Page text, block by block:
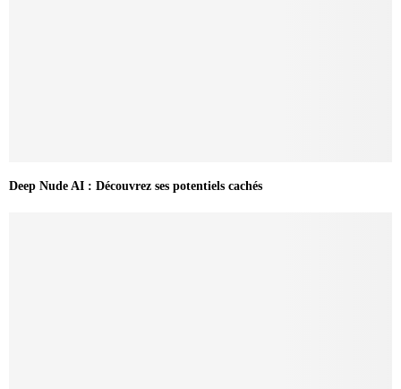
Deep Nude AI : Découvrez ses potentiels cachés